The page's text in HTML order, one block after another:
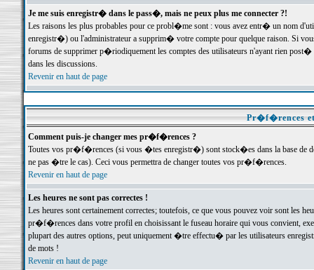
Je me suis enregistr� dans le pass�, mais ne peux plus me connecter ?!
Les raisons les plus probables pour ce probl�me sont : vous avez entr� un nom
enregistr�) ou l'administrateur a supprim� votre compte pour quelque raison. Si
forums de supprimer p�riodiquement les comptes des utilisateurs n'ayant rien
dans les discussions.
Revenir en haut de page
Pr�f�rences
Comment puis-je changer mes pr�f�rences ?
Toutes vos pr�f�rences (si vous �tes enregistr�) sont stock�es dans la base de
ne pas �tre le cas). Ceci vous permettra de changer toutes vos pr�f�rences.
Revenir en haut de page
Les heures ne sont pas correctes !
Les heures sont certainement correctes; toutefois, ce que vous pouvez voir sont
pr�f�rences dans votre profil en choisissant le fuseau horaire qui vous convient,
plupart des autres options, peut uniquement �tre effectu� par les utilisateurs
de mots !
Revenir en haut de page